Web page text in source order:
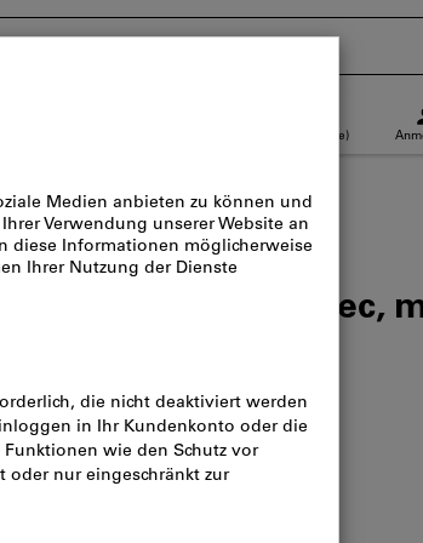
de)
Neon, Supertec,
Katalog-Nr.:965450